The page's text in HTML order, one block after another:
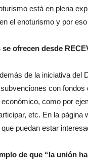
está en plena
el enoturismo y por
ofrecen desde
de la iniciativa del
con
como por
etc. En la página
puedan estar
de que “la unión